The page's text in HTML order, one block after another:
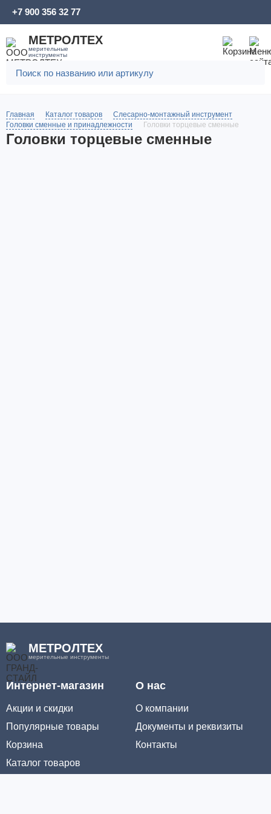
МЕТРОЛТЕХ
мерительные
инструменты
+7 900 356 32 77
Главная Каталог товаров
Слесарно-монтажный инструмент
Головки сменные и принадлежности
Головки торцевые сменные
Головки торцевые сменные
МЕТРОЛТЕХ
мерительные инструменты
Интернет-магазин
Акции и скидки
Популярные товары
Корзина
Каталог товаров
О нас
О компании
Документы и реквизиты
Контакты